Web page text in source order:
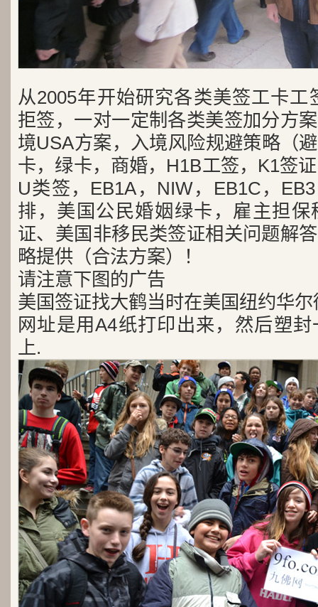
从2005年开始研究各类美签工卡工
拒签，一对一定制各类美签加分方
境USA方案，入境风险规避策略（
卡，绿卡，商婚，H1B工签，K1签
U类签，EB1A，NIW，EB1C，
排，美国公民婚姻绿卡，雇主担
证、美国非移民类签证相关问题解
略提供（合法方案）！
请注意下图的广告
美国签证找大鹤当时在美国纽约华
网址是用A4纸打印出来，然后塑
上.